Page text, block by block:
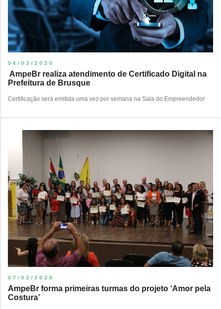
04/03/2020
​ AmpeBr realiza atendimento de Certificado Digital na
Prefeitura de Brusque ​
Certificação será emitida uma vez por semana na Sala do Empreendedor
07/02/2020
AmpeBr forma primeiras turmas do projeto ‘Amor pela
Costura’